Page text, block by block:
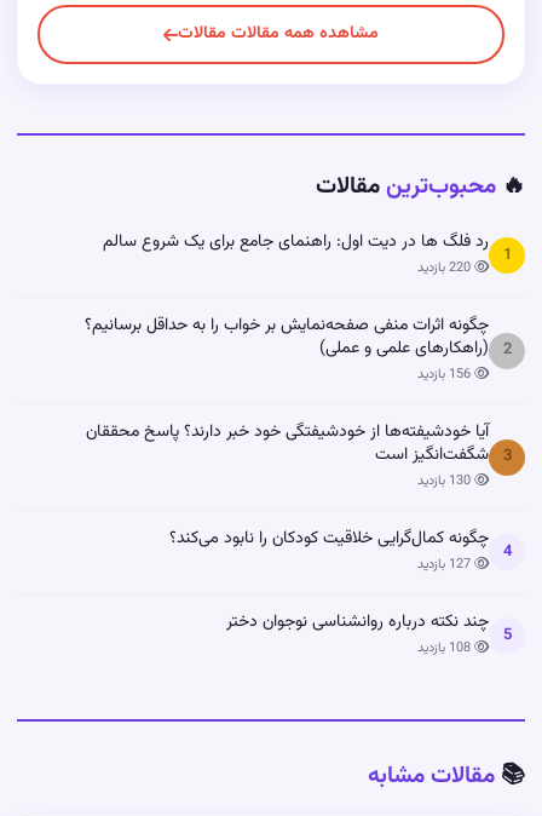
مشاهده همه مقالات مقالات
🔥 محبوب‌ترینمقالات
1 رد فلگ ها در دیت اول: راهنمای جامع برای یک شروع سالم
2
چگونه اثرات منفی صفحه‌نمایش بر خواب را به حداقل برسانیم؟
(راهکارهای علمی و عملی)
3
آیا خودشیفته‌ها از خودشیفتگی خود خبر دارند؟ پاسخ محققان
شگفت‌انگیز است
4 چگونه کمال‌گرایی خلاقیت کودکان را نابود می‌کند؟
5 چند نکته درباره روانشناسی نوجوان دختر
📚 مقالات مشابه